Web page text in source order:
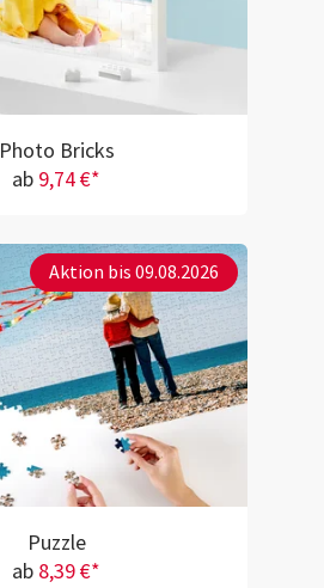
Photo Bricks
ab 9,74 €*
Aktion bis 09.08.2026
Puzzle
ab 8,39 €*